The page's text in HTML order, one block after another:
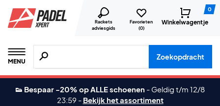
Rackets
adviesgids
Favorieten
(0)
0
Winkelwagentje
MENU
Zoeken naar producten, merken etc.
Zoekopdracht
👟 Bespaar -20% op ALLE schoenen - Geldig t/m 12/8
23:59 - Bekijk het assortiment